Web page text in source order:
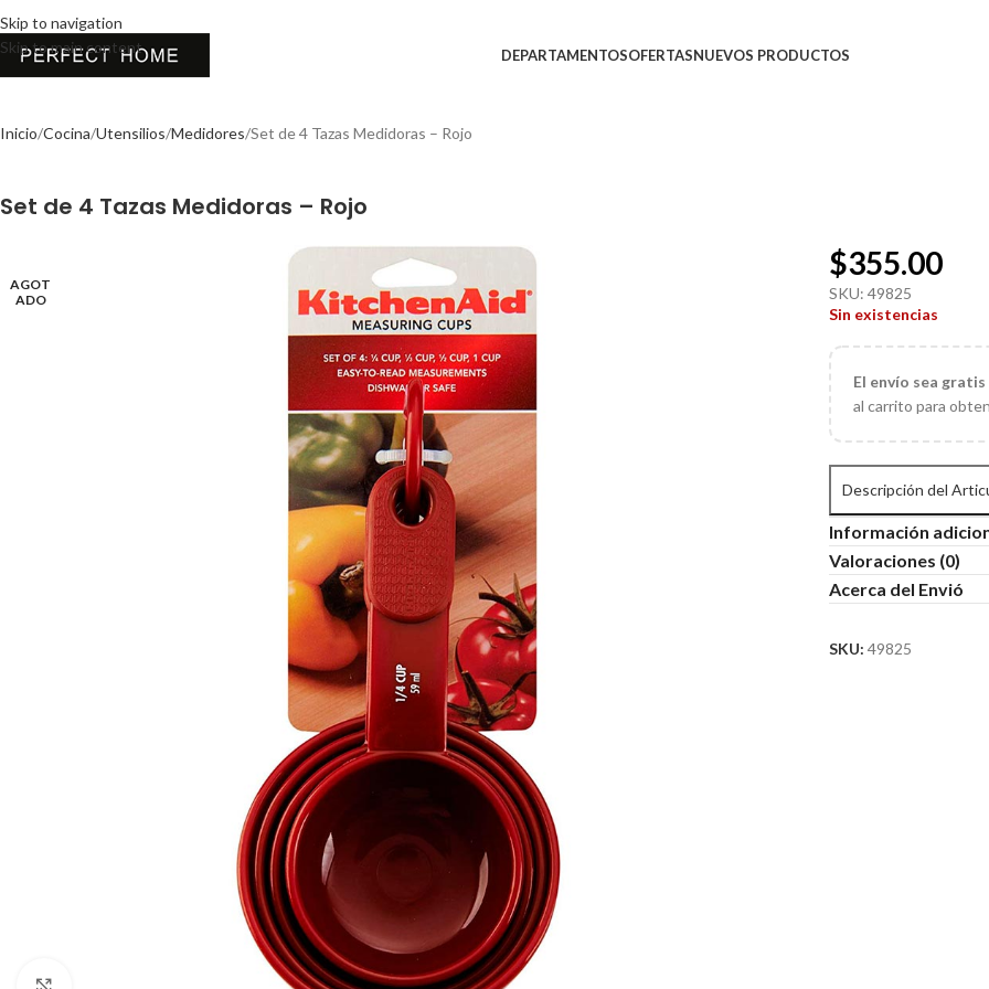
Skip to navigation
Skip to main content
DEPARTAMENTOSOFERTASNUEVOS PRODUCTOS
Inicio Cocina Utensilios Medidores Set de 4 Tazas Medidoras – Rojo
Set de 4 Tazas Medidoras – Rojo
AGOT
ADO
$355.00
SKU:49825
Sin existencias
El envío sea
al carrito para
Descripción del
Información
Valoraciones (0)
Acerca del Envió
SKU:49825